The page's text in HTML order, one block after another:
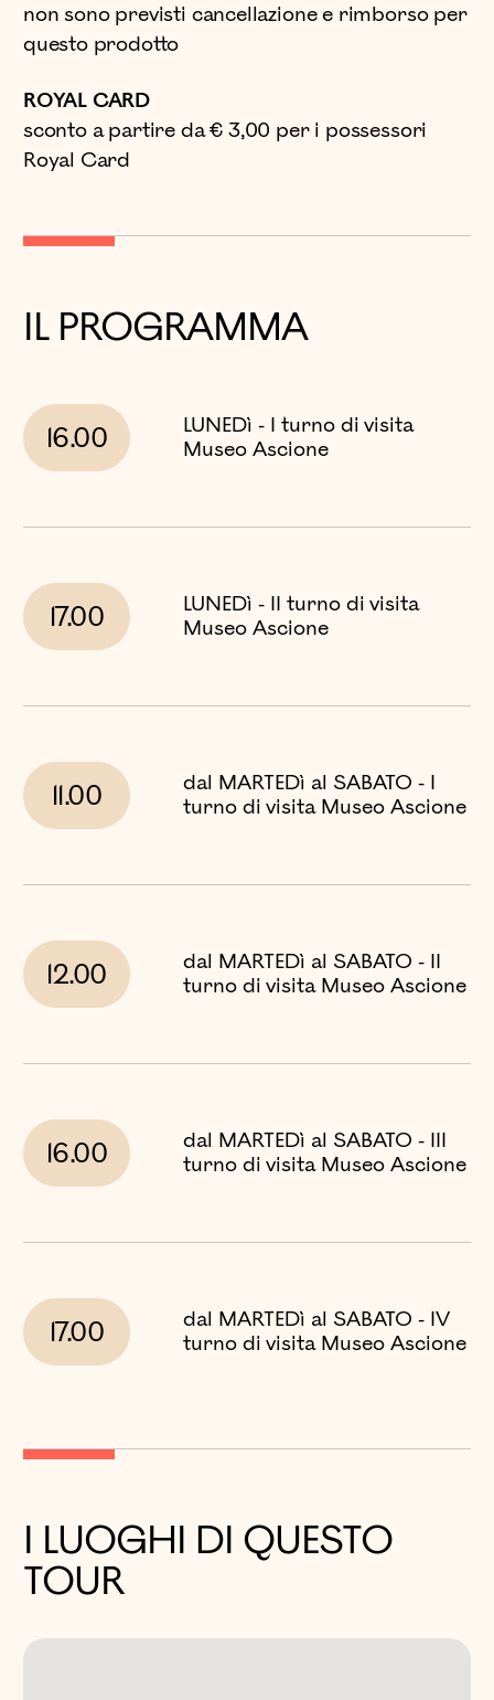
non sono previsti cancellazione e rimborso per
questo prodotto
ROYAL CARD
sconto a partire da € 3,00 per i possessori
Royal Card
IL PROGRAMMA
16.00
LUNEDì - I turno di visita
Museo Ascione
17.00
LUNEDì - II turno di visita
Museo Ascione
11.00
dal MARTEDì al SABATO - I
turno di visita Museo Ascione
12.00
dal MARTEDì al SABATO - II
turno di visita Museo Ascione
16.00
dal MARTEDì al SABATO - III
turno di visita Museo Ascione
17.00
dal MARTEDì al SABATO - IV
turno di visita Museo Ascione
I LUOGHI DI QUESTO
TOUR
PALAZZO REALE DI